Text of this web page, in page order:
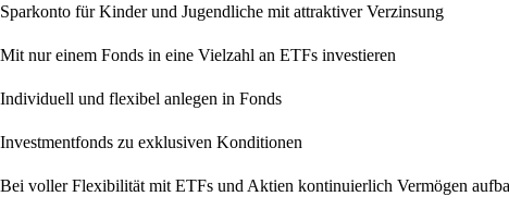
Sparkonto für Kinder und Jugendliche mit attraktiver Verzinsung
Mit nur einem Fonds in eine Vielzahl an ETFs investieren
Individuell und flexibel anlegen in Fonds
Investmentfonds zu exklusiven Konditionen
Bei voller Flexibilität mit ETFs und Aktien kontinuierlich Vermögen